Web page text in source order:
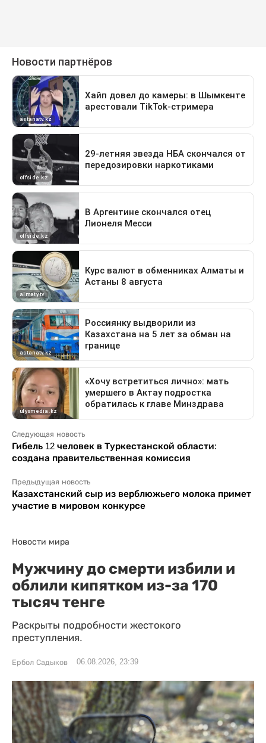
Следующая новость
Гибель 12 человек в Туркестанской области:
создана правительственная комиссия
Предыдущая новость
Казахстанский сыр из верблюжьего молока примет
участие в мировом конкурсе
Новости мира
Мужчину до смерти избили и
облили кипятком из-за 170
тысяч тенге
Раскрыты подробности жестокого
преступления.
Ербол Садыков 06.08.2026, 23:39